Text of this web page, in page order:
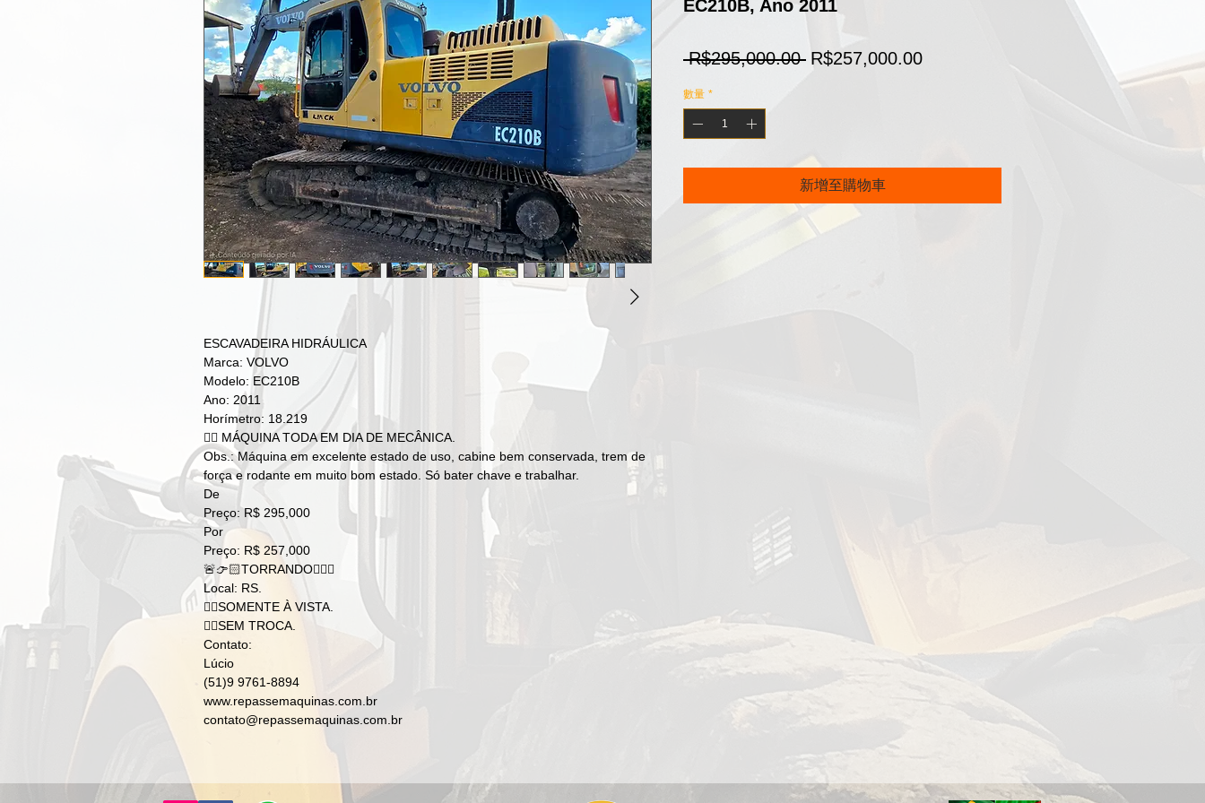
ESCAVADEIRA HIDRÁULICA
Marca: VOLVO
Modelo: EC210B
Ano: 2011
Horímetro: 18.219
👉🏻 MÁQUINA TODA EM DIA DE MECÂNICA.
Obs.: Máquina em excelente estado de uso, cabine bem conservada, trem de
força e rodante em muito bom estado. Só bater chave e trabalhar.
De
Preço: R$ 295,000
Por
Preço: R$ 257,000
🚨👉🏻TORRANDO👈🏻🚨
Local: RS.
👉🏻SOMENTE À VISTA.
👉🏻SEM TROCA.
Contato:
Lúcio
(51)9 9761-8894
www.repassemaquinas.com.br
contato@repassemaquinas.com.br
EC210B, Ano 2011
R$295,000.00 一
R$257,000.00促
數量 *
新增至購物車